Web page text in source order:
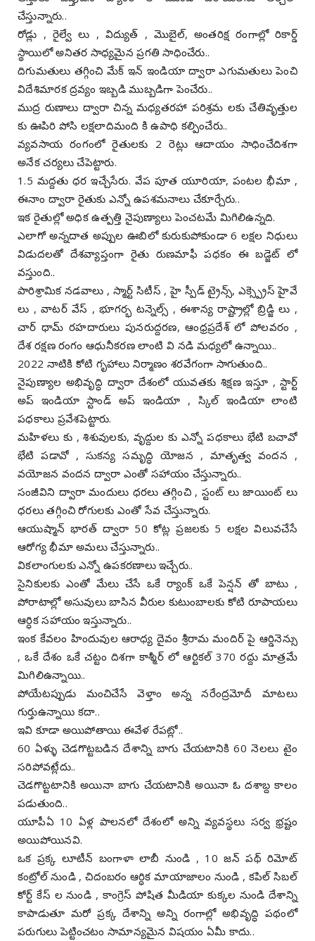
చేస్తున్నారు..
రోడ్లు , రైల్వే లు , విద్యుత్ , మొబైల్, అంతరిక్ష రంగాల్లో రికార్డ్
స్థాయిలో అనితర సాధ్యమైన ప్రగతి సాధించేరు..
దిగుమతులు తగ్గించి మేక్ ఇన్ ఇండియా ద్వారా ఎగుమతులు పెంచి
విదేశిమారక ద్రవ్యం ఇబ్బడి ముబ్బడిగా పెంచేరు..
ముద్ర రుణాలు ద్వారా చిన్న మధ్యతరహా పరిశ్రమ లకు చేతివృత్తుల
కు ఊపిరి పోసి లక్షలాదిమంది కి ఉపాధి కల్పించేరు..
వ్యవసాయ రంగంలో రైతులకు 2 రెట్లు ఆదాయం సాధించేదిశగా
అనేక చర్యలు చేపెట్టారు.
1.5 మద్దతు ధర ఇచ్చేసేరు. వేప పూత యూరియా, పంటల భీమా ,
ఈనాం ద్వారా రైతుకు ఎన్నో ఉపశమనాలు చేకూర్చేరు..
ఇక రైతుల్లో అధిక ఉత్పత్తి నైపుణ్యాలు పెంచటమే మిగిలిఉన్నది.
ఎలాగో అన్నదాత అప్పుల ఊబిలో కురుకుపోకుండా 6 లక్షల నిధులు
విడుదలతో దేశవ్యాప్తంగా రైతు రుణమాఫీ పధకం ఈ బడ్జెట్ లో
వస్తుంది..
పారిశ్రామిక నడవాలు , స్మార్ట్ సిటీస్ , హై స్పీడ్ ట్రైన్స్, ఎక్స్ప్రెస్ హైవే
లు , వాటర్ వేస్ , భూగర్భ టన్నెల్స్ , ఈశాన్య రాష్ట్రాల్లో బ్రిడ్జి లు ,
చార్ ధామ్ రహదారులు పునరుద్దరణ, ఆంధ్రప్రదేశ్ లో పోలవరం ,
దేశ రక్షణ రంగం ఆధునీకరణ లాంటి వి నడి మధ్యలో ఉన్నాయి..
2022 నాటికి కోటి గృహాలు నిర్మాణం శరవేగంగా సాగుతుంది..
నైపుణ్యాల అభివృద్ధి ద్వారా దేశంలో యువతకు శిక్షణ ఇస్తూ , స్టార్ట్
అప్ ఇండియా స్టాండ్ అప్ ఇండియా , స్కిల్ ఇండియా లాంటి
పధకాలు ప్రవేశపెట్టారు.
మహిళలు కు , శిశువులకు, వృద్దుల కు ఎన్నో పధకాలు భేటి బచావో
భేటి పడావో , సుకన్య సమృద్ధి యోజన , మాతృత్వ వందన ,
వయోజన వందన ద్వారా ఎంతో సహాయం చేస్తున్నారు..
సంజీవిని ద్వారా మందులు ధరలు తగ్గించి , స్టంట్ లు జాయింట్ లు
ధరలు తగ్గించి రోగులకు ఎంతో సేవ చేస్తున్నారు.
ఆయుష్మాన్ భారత్ ద్వారా 50 కోట్ల ప్రజలకు 5 లక్షల విలువచేసే
ఆరోగ్య భీమా అమలు చేస్తున్నారు..
వికలాంగులకు ఎన్నో ఉపకరణాలు ఇచ్చేరు..
సైనికులకు ఎంతో మేలు చేసే ఒకే ర్యాంక్ ఒకే పెన్షన్ తో బాటు ,
పోరాటాల్లో అసువులు బాసిన వీరుల కుటుంబాలకు కోటి రూపాయలు
ఆర్ధిక సహాయం ఇస్తున్నారు..
ఇంక కేవలం హిందువుల ఆరాధ్య దైవం శ్రీరామ మందిర్ పై ఆర్డినెన్సు
, ఒకే దేశం ఒకే చట్టం దిశగా కాశ్మీర్ లో ఆర్టికల్ 370 రద్దు మాత్రమే
మిగిలిఉన్నాయి..
పోయేటప్పుడు మంచిచేసే వెళ్తాం అన్న నరేంద్రమోదీ మాటలు
గుర్తుఉన్నాయి కదా..
ఇవి కూడా అయిపోతాయి ఈవేళ రేపట్లో..
60 ఏళ్ళు చెడగొట్టబడిన దేశాన్ని బాగు చేయటానికి 60 నెలలు టైం
సరిపోవట్లేదు..
చెడగొట్టటానికి అయినా బాగు చేయటానికి అయినా ఓ దశాబ్ద కాలం
పడుతుంది..
యూపీఏ 10 ఏళ్ల పాలనలో దేశంలో అన్ని వ్యవస్థలు సర్వ భ్రష్టం
అయిపోయినవి.
ఒక ప్రక్క లూటీన్ బంగాళా లాబీ నుండి , 10 జన్ పథ్ రిమోట్
కంట్రోల్ నుండి , చిదంబరం ఆర్ధిక మాయాజాలం నుండి , కపిల్ సిబల్
కోర్ట్ కేస్ ల నుండి , కాంగ్రెస్ పోషిత మీడియా కుక్కల నుండి దేశాన్ని
కాపాడుతూ మరో ప్రక్క దేశాన్ని అన్ని రంగాల్లో అభివృద్ధి పథంలో
పరుగులు పెట్టించటం సామాన్యమైన విషయం ఏమీ కాదు..